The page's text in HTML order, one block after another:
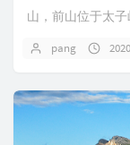
山，前山位于太
pang